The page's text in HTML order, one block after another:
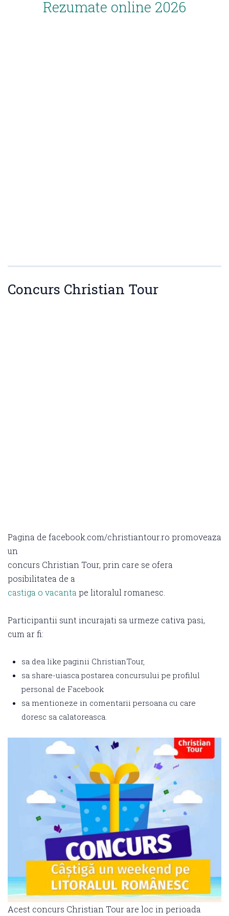
Rezumate online 2026
Concurs Christian Tour
Pagina de facebook.com/christiantour.ro promoveaza
un
concurs Christian Tour, prin care se ofera
posibilitatea de a
castiga o vacanta pe litoralul romanesc.
Participantii sunt incurajati sa urmeze cativa pasi,
cum ar fi:
sa dea like paginii ChristianTour,
sa share-uiasca postarea concursului pe profilul
personal de Facebook
sa mentioneze in comentarii persoana cu care
doresc sa calatoreasca.
Acest concurs Christian Tour are loc in perioada